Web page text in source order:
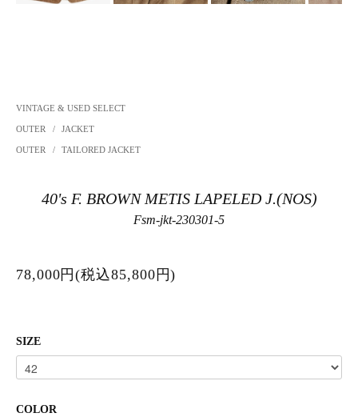
VINTAGE & USED SELECT
OUTER / JACKET
OUTER / TAILORED JACKET
40's F. BROWN METIS LAPELED J.(NOS)
Fsm-jkt-230301-5
78,000円(税込85,800円)
SIZE
COLOR